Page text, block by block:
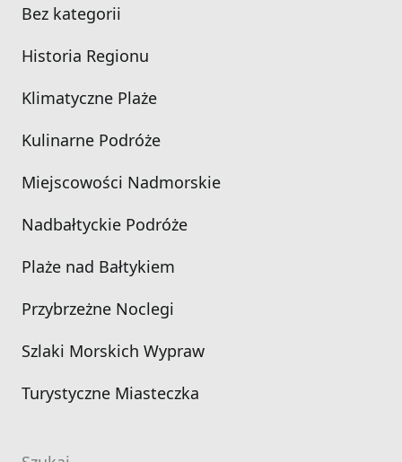
Bez kategorii
Historia Regionu
Klimatyczne Plaże
Kulinarne Podróże
Miejscowości Nadmorskie
Nadbałtyckie Podróże
Plaże nad Bałtykiem
Przybrzeżne Noclegi
Szlaki Morskich Wypraw
Turystyczne Miasteczka